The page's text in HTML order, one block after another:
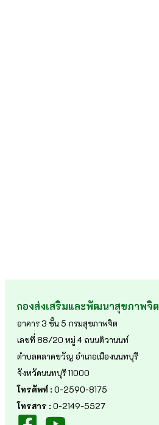
กองส่งเสริมและพัฒนาสุขภาพจิต
อาคาร 3 ชั้น 5 กรมสุขภาพจิต
เลขที่ 88/20 หมู่ 4 ถนนติวานนท์
ตำบลตลาดขวัญ อำเภอเมืองนนทบุรี
จังหวัดนนทบุรี 11000
โทรศัพท์ : 0-2590-8175
โทรสาร : 0-2149-5527